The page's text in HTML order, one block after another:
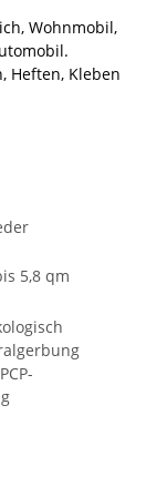
Wohnmobil,
Heften, Kleben
5,8 qm